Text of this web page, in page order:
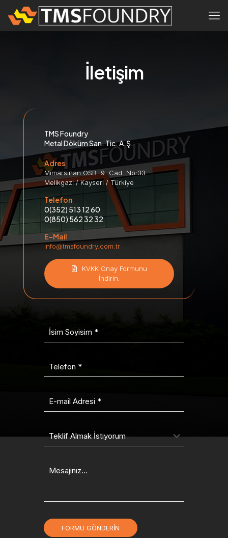
İletişim
TMS Foundry
Metal Döküm San. Tic. A.Ş.
Adres
Mimarsinan OSB. 9. Cad. No:33
Melikgazi / Kayseri / Türkiye
Telefon
0(352) 513 12 60
0(850) 562 32 32
E-Mail
info@tmsfoundry.com.tr
KVKK Onay Formunu
İndirin.